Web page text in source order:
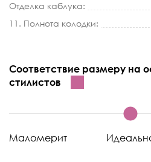
Отделка каблука:
11. Полнота колодки:
Соответствие размеру на
стилистов
Маломерит